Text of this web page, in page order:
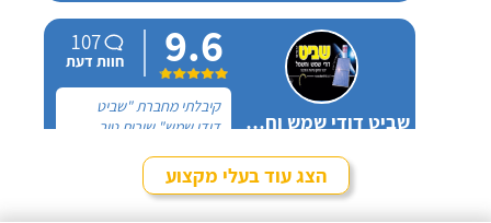
עבודה נקייה ומסודרת.
שביט דודי שמש וחשמל בע"מ
9.6
107
חוות דעת
קיבלתי מחברת "שביט
דודי שמש" שירות טוב,
אותם לא מזמן, כשהתפוצץ
לי הדוד שמש של הדירה.חייג עכשיו
הצג עוד בעלי מקצוע